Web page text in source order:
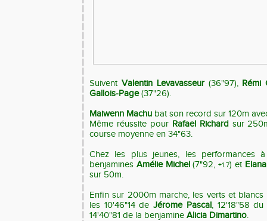
Suivent Valentin Levavasseur(36"97), Rémi
Gallois-Page(37"26).
Maiwenn Machu bat son record sur 120m
Même réussite pour Rafael Richard sur
course moyenne en 34"63.
Chez les plus jeunes, les performances
benjamines Amélie Michel(7"92,+1.7) et
sur 50m.
Enfin sur 2000m marche, les verts et
les 10'46"14 deJérome Pascal, 12'18"58
14'40"81 de la benjamine Alicia Dimartino.